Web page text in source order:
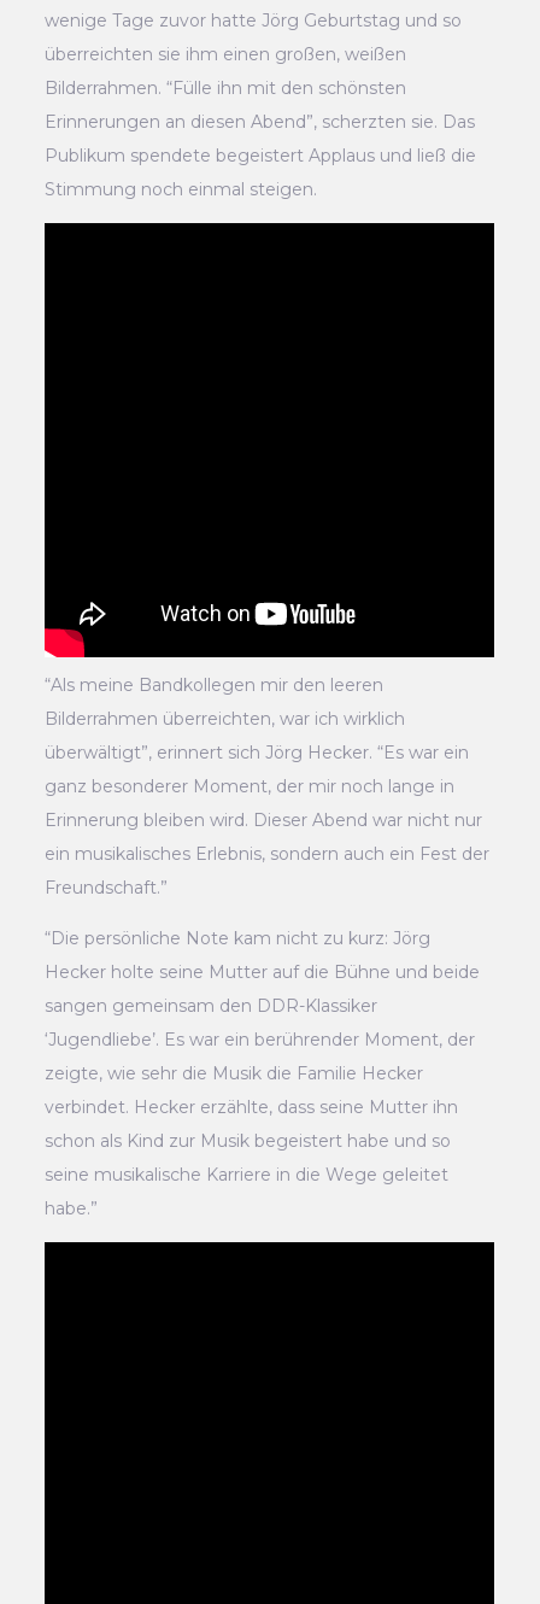
wenige Tage zuvor hatte Jörg Geburtstag und so
überreichten sie ihm einen großen, weißen
Bilderrahmen. “Fülle ihn mit den schönsten
Erinnerungen an diesen Abend”, scherzten sie. Das
Publikum spendete begeistert Applaus und ließ die
Stimmung noch einmal steigen.
“Als meine Bandkollegen mir den leeren
Bilderrahmen überreichten, war ich wirklich
überwältigt”, erinnert sich Jörg Hecker. “Es war ein
ganz besonderer Moment, der mir noch lange in
Erinnerung bleiben wird. Dieser Abend war nicht nur
ein musikalisches Erlebnis, sondern auch ein Fest der
Freundschaft.”
“Die persönliche Note kam nicht zu kurz: Jörg
Hecker holte seine Mutter auf die Bühne und beide
sangen gemeinsam den DDR-Klassiker
‘Jugendliebe’. Es war ein berührender Moment, der
zeigte, wie sehr die Musik die Familie Hecker
verbindet. Hecker erzählte, dass seine Mutter ihn
schon als Kind zur Musik begeistert habe und so
seine musikalische Karriere in die Wege geleitet
habe.”